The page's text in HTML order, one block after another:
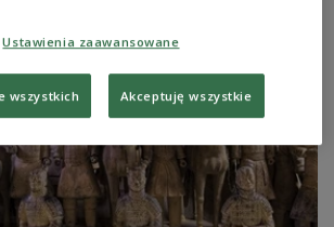
Ustawienia zaawansowane
wszystkich Akceptuję wszystkie